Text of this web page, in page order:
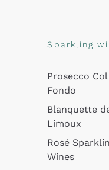
Sparkling
Prosecco Col
Fondo
Blanquette
Limoux
Rosé
Wines